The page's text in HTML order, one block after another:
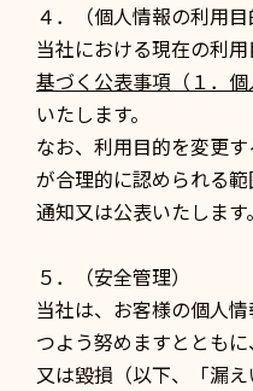
４．（個人情報の利用目
当社における現在の利用
基づく公表事項（１．個
いたします。
なお、利用目的を変更
が合理的に認められる
通知又は公表いたします。
５．（安全管理）
当社は、お客様の個人
つよう努めますととも
又は毀損（以下、「漏